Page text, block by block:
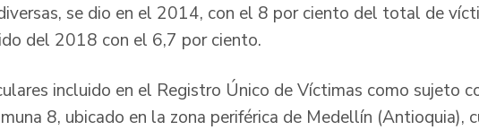
se dio en el 2014, con el 8 por ciento del total de
del 2018 con el 6,7 por ciento.
incluido en el Registro Único de Víctimas como sujeto
8, ubicado en la zona periférica de Medellín (Antioquia),